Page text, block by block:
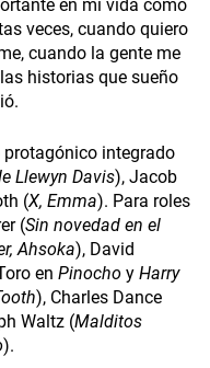
en mi vida como
veces, cuando quiero
cuando la gente me
historias que sueño
protagónico integrado
Llewyn Davis), Jacob
(X, Emma). Para roles
(Sin novedad en el
Ahsoka), David
en Pinocho y Harry
), Charles Dance
Waltz (Malditos
).